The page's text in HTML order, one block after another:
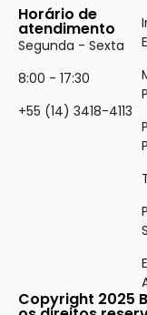
Horário de
atendimento
Segunda - Sexta
8:00 - 17:30
+55 (14) 3418-4113
Copyright 2025